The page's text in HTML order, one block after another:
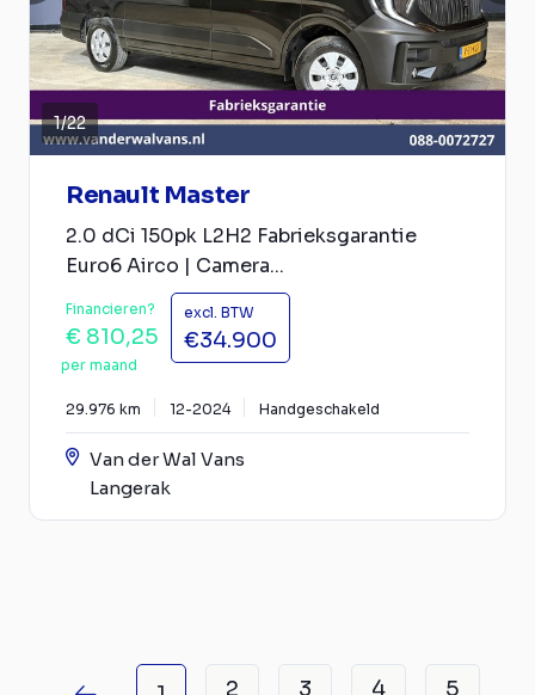
1/22
Renault Master
2.0 dCi 150pk L2H2 Fabrieksgarantie
Euro6 Airco | Camera...
Financieren?
€ 810,25
per maand
excl. BTW
€34.900
29.976 km 12-2024 Handgeschakeld
Van der Wal Vans
Langerak
2 3 4 5